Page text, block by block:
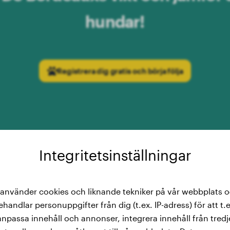
hundar!
Registrera dig gratis och börja följa
viktkurva: Utveckling av
från 2 till 24
Integritetsinställningar
cookies och liknande tekniker på vår webbplats
personuppgifter från dig (t.ex. IP-adress) för att
innehåll och annonser, integrera innehåll från